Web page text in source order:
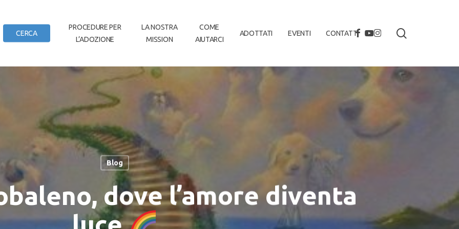
CERCA
PROCEDURE PER
L’ADOZIONE
LA NOSTRA
MISSION
COME
AIUTARCI
ADOTTATI EVENTI CONTATTIFACEBOOK
YOUTUBE
INSTAGRAM
Blog
dove l’amore diventa